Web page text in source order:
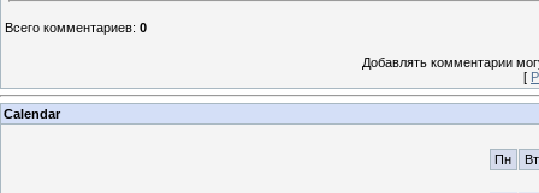
Всего комментариев: 0
Добавлять комментарии
[
Calendar
Пн Вт